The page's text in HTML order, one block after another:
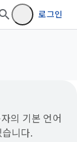
로그인
의 기본 언어
니다.